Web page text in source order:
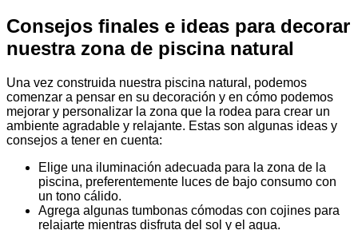
Consejos finales e ideas para decorar
nuestra zona de piscina natural
Una vez construida nuestra piscina natural, podemos
comenzar a pensar en su decoración y en cómo podemos
mejorar y personalizar la zona que la rodea para crear un
ambiente agradable y relajante. Estas son algunas ideas y
consejos a tener en cuenta:
Elige una iluminación adecuada para la zona de la
piscina, preferentemente luces de bajo consumo con
un tono cálido.
Agrega algunas tumbonas cómodas con cojines para
relajarte mientras disfruta del sol y el agua.